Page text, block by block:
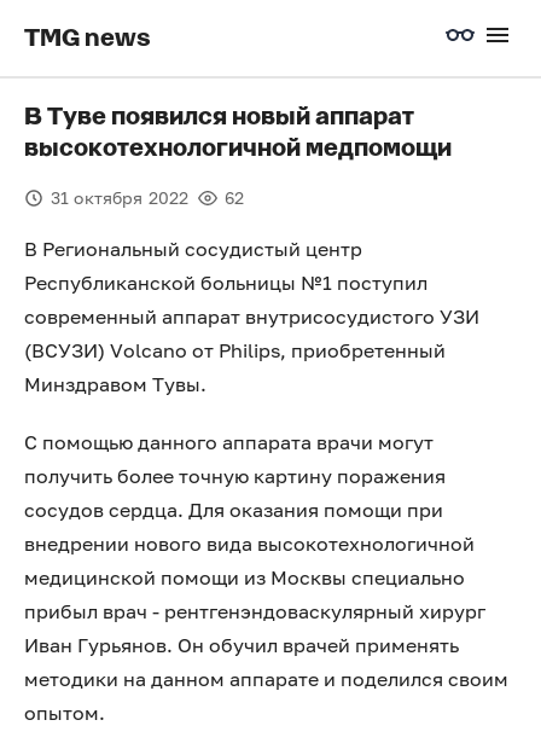
TMG news
В Туве появился новый аппарат
высокотехнологичной медпомощи
31 октября 2022 62
В Региональный сосудистый центр
Республиканской больницы №1 поступил
современный аппарат внутрисосудистого УЗИ
(ВСУЗИ) Volcano от Philips, приобретенный
Минздравом Тувы.
С помощью данного аппарата врачи могут
получить более точную картину поражения
сосудов сердца. Для оказания помощи при
внедрении нового вида высокотехнологичной
медицинской помощи из Москвы специально
прибыл врач - рентгенэндоваскулярный хирург
Иван Гурьянов. Он обучил врачей применять
методики на данном аппарате и поделился своим
опытом.